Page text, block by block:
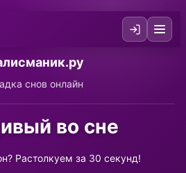
снов онлайн
во сне
Растолкуем за 30 секунд!